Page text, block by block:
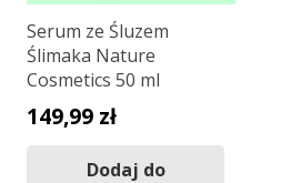
Serum ze Śluzem
Ślimaka Nature
Cosmetics 50 ml
149,99 zł
Dodaj do